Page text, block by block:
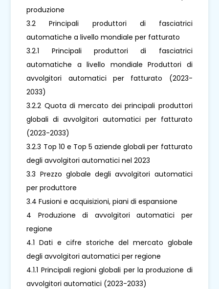
produzione
3.2 Principali produttori di fasciatrici
automatiche a livello mondiale per fatturato
3.2.1 Principali produttori di fasciatrici
automatiche a livello mondiale Produttori di
avvolgitori automatici per fatturato (2023-
2033)
3.2.2 Quota di mercato dei principali produttori
globali di avvolgitori automatici per fatturato
(2023-2033)
3.2.3 Top 10 e Top 5 aziende globali per fatturato
degli avvolgitori automatici nel 2023
3.3 Prezzo globale degli avvolgitori automatici
per produttore
3.4 Fusioni e acquisizioni, piani di espansione
4 Produzione di avvolgitori automatici per
regione
4.1 Dati e cifre storiche del mercato globale
degli avvolgitori automatici per regione
4.1.1 Principali regioni globali per la produzione di
avvolgitori automatici (2023-2033)